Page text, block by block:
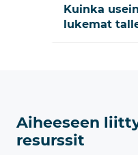
Kuinka
lukemat
Aiheeseen
resurssit